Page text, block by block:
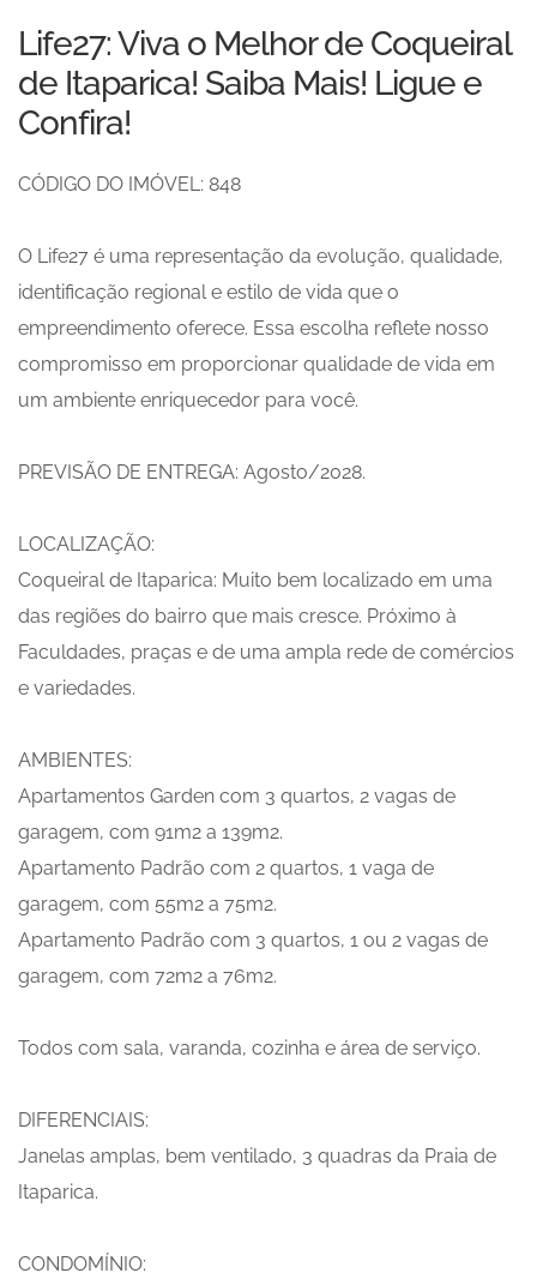
Life27: Viva o Melhor de Coqueiral
de Itaparica! Saiba Mais! Ligue e
Confira!
CÓDIGO DO IMÓVEL: 848
O Life27 é uma representação da evolução, qualidade,
identificação regional e estilo de vida que o
empreendimento oferece. Essa escolha reflete nosso
compromisso em proporcionar qualidade de vida em
um ambiente enriquecedor para você.
PREVISÃO DE ENTREGA: Agosto/2028.
LOCALIZAÇÃO:
Coqueiral de Itaparica: Muito bem localizado em uma
das regiões do bairro que mais cresce. Próximo à
Faculdades, praças e de uma ampla rede de comércios
e variedades.
AMBIENTES:
Apartamentos Garden com 3 quartos, 2 vagas de
garagem, com 91m2 a 139m2.
Apartamento Padrão com 2 quartos, 1 vaga de
garagem, com 55m2 a 75m2.
Apartamento Padrão com 3 quartos, 1 ou 2 vagas de
garagem, com 72m2 a 76m2.
Todos com sala, varanda, cozinha e área de serviço.
DIFERENCIAIS:
Janelas amplas, bem ventilado, 3 quadras da Praia de
Itaparica.
CONDOMÍNIO: